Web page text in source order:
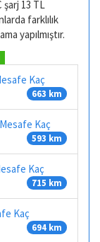
şarj 13 TL
farklılık
yapılmıştır.
Kaç
663 km
Kaç
593 km
Kaç
715 km
Kaç
694 km